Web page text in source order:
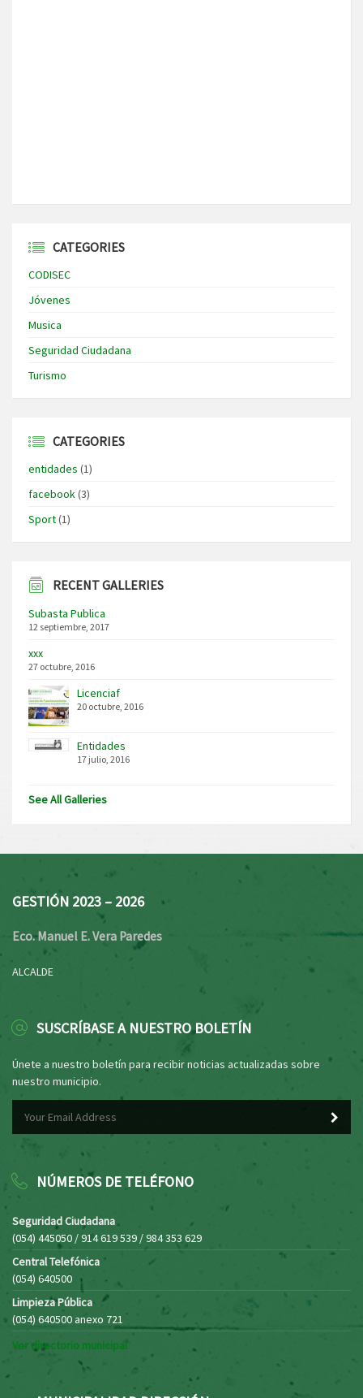
CATEGORIES
CODISEC
Jóvenes
Musica
Seguridad Ciudadana
Turismo
CATEGORIES
entidades (1)
facebook(3)
Sport(1)
RECENT GALLERIES
Subasta Publica
12 septiembre, 2017
xxx
27 octubre, 2016
Licenciaf
20 octubre, 2016
Entidades
17 julio, 2016
See All Galleries
GESTIÓN 2023 – 2026
Eco. Manuel E. Vera Paredes
ALCALDE
SUSCRÍBASE A NUESTRO BOLETÍN
Únete a nuestro boletín para recibir noticias actualizadas sobre
nuestro municipio.
NÚMEROS DE TELÉFONO
Seguridad Ciudadana
(054) 445050 / 914 619 539 / 984 353 629
Central Telefónica
(054) 640500
Limpieza Pública
(054) 640500 anexo 721
Ver directorio municipal